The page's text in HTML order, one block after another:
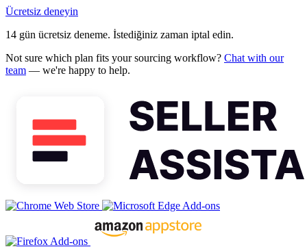
Ücretsiz deneyin
14 gün ücretsiz deneme. İstediğiniz zaman iptal edin.
Not sure which plan fits your sourcing workflow? Chat with our
team — we're happy to help.